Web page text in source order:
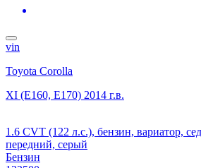
vin
Toyota Corolla
XI (E160, E170) 2014 г.в.
1.6 CVT (122 л.с.), бензин, вариатор,
передний, серый
Бензин